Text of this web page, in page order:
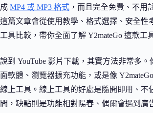
成 MP4 或 MP3 格式 ，而且完全免費、不用
這篇文章會從使用教學、格式選擇、安全性
工具比較，帶你全面了解 Y2mateGo 這款工
說到 YouTube 影片下載，其實方法非常多。
面軟體、瀏覽器擴充功能，或是像
線上工具。線上工具的好處是隨開即用、不
間，缺點則是功能相對陽春、偶爾會遇到廣